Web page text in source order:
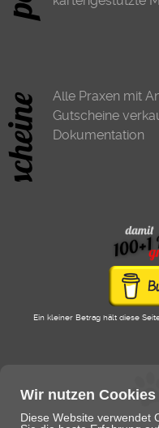
Wir nutzen Cookies
Diese Website verwendet
Alle Praxen mit
Gutscheine
Dokumentation
Ein kleiner Betrag hält diese